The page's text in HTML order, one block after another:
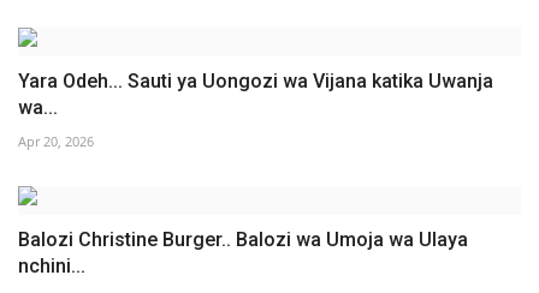
Yara Odeh... Sauti ya Uongozi wa Vijana katika Uwanja
wa...
Apr 20, 2026
Balozi Christine Burger.. Balozi wa Umoja wa Ulaya
nchini...